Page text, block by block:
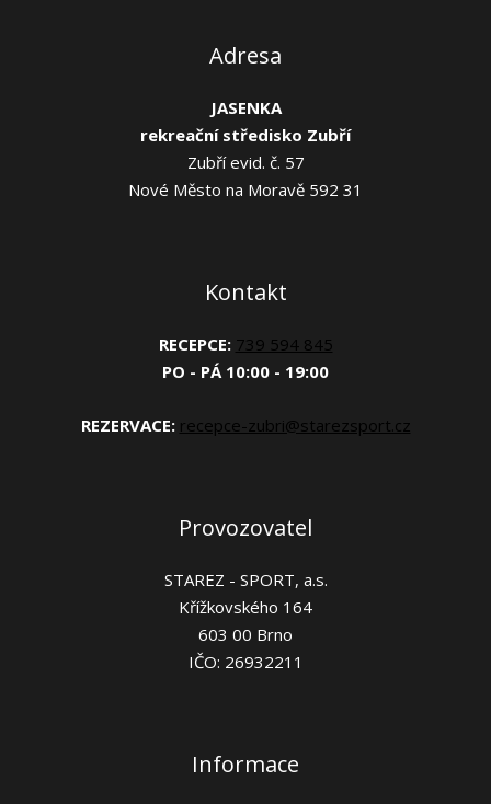
Adresa
JASENKA
rekreační středisko Zubří
Zubří evid. č. 57
Nové Město na Moravě 592 31
Kontakt
RECEPCE: 739 594 845
PO - PÁ 10:00 - 19:00
REZERVACE: recepce-zubri@starezsport.cz
Provozovatel
STAREZ - SPORT, a.s.
Křížkovského 164
603 00 Brno
IČO: 26932211
Informace